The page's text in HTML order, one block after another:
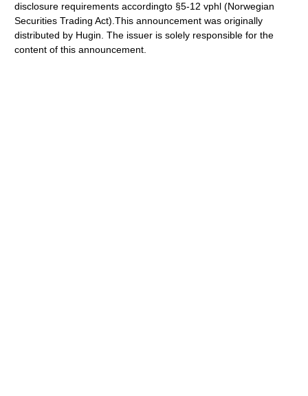
disclosure requirements accordingto §5-12 vphl (Norwegian
Securities Trading Act).This announcement was originally
distributed by Hugin. The issuer is solely responsible for the
content of this announcement.